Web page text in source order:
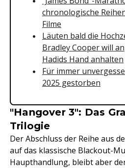
chronologische
Filme
Läuten bald die
Bradley Cooper will
Hadids Hand anhalten
Für immer
2025 gestorben
"Hangover 3": Das
Trilogie
Der Abschluss der Reihe aus
auf das klassische Blackout-
Haupthandlung, bleibt aber